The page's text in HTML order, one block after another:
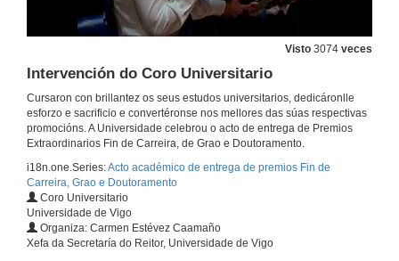
Visto 3074 veces
Intervención do Coro Universitario
Cursaron con brillantez os seus estudos universitarios, dedicáronlle
esforzo e sacrificio e convertéronse nos mellores das súas respectivas
promocións. A Universidade celebrou o acto de entrega de Premios
Extraordinarios Fin de Carreira, de Grao e Doutoramento.
i18n.one.Series:Acto académico de entrega de premios Fin de
Carreira, Grao e Doutoramento
Coro Universitario
Universidade de Vigo
Organiza: Carmen Estévez Caamaño
Xefa da Secretaría do Reitor, Universidade de Vigo